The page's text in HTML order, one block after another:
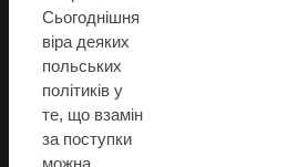
Сьогоднішня
віра деяких
польських
політиків у
те, що взамін
за поступки
можна